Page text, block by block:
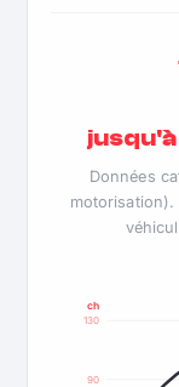
jusqu'à
Données
90
130
ch